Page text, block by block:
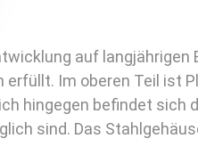
auf langjährigen
erfüllt. Im oberen Teil ist
hingegen befindet sich
sind. Das